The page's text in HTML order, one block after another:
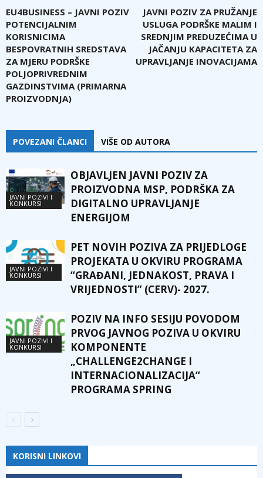
EU4BUSINESS – JAVNI POZIV
POTENCIJALNIM
KORISNICIMA
BESPOVRATNIH SREDSTAVA
ZA MJERU PODRŠKE
POLJOPRIVREDNIM
GAZDINSTVIMA (PRIMARNA
PROIZVODNJA)
JAVNI POZIV ZA PRUŽANJE
USLUGA PODRŠKE MALIM I
SREDNJIM PREDUZEĆIMA U
JAČANJU KAPACITETA ZA
UPRAVLJANJE INOVACIJAMA
POVEZANI ČLANCI VIŠE OD AUTORA
JAVNI POZIVI I
KONKURSI
OBJAVLJEN JAVNI POZIV ZA
PROIZVODNA MSP, PODRŠKA ZA
DIGITALNO UPRAVLJANJE
ENERGIJOM
JAVNI POZIVI I
KONKURSI
PET NOVIH POZIVA ZA PRIJEDLOGE
PROJEKATA U OKVIRU PROGRAMA
“GRAĐANI, JEDNAKOST, PRAVA I
VRIJEDNOSTI” (CERV)- 2027.
JAVNI POZIVI I
KONKURSI
POZIV NA INFO SESIJU POVODOM
PRVOG JAVNOG POZIVA U OKVIRU
KOMPONENTE
„CHALLENGE2CHANGE I
INTERNACIONALIZACIJA“
PROGRAMA SPRING
KORISNI LINKOVI